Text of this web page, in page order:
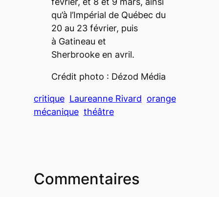
qu’à l’Impérial de Québec du
20 au 23 février, puis
à Gatineau et
Sherbrooke en avril.
Crédit photo : Dézod Média
critique Laureanne Rivard orange
mécanique théâtre
Commentaires